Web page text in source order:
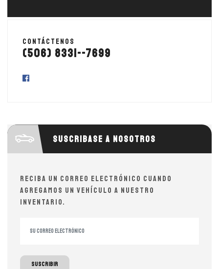
Contáctenos
(506) 8331--7699
Suscribase a nosotros
Reciba un correo electrónico cuando
agregamos un vehículo a nuestro
inventario.
Suscribir